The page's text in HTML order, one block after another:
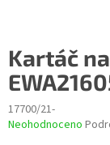
Kartáč
17700/21-
Průměrné
Neohodnoceno